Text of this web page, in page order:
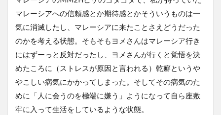
マレーシアへの信頼感とか期待感とかそういうものは一
気に消滅したし、マレーシアに来たことさえどうだった
のかを考える状態。そもそもヨメさんはマレーシア行き
にはずーっと反対だったし、ヨメさんが行くと覚悟を決
めたころに（ストレスが原因と言われる）乾癬というや
やこしい病気にかかってしまった。そしてその病気のた
めに「人に会うのを極端に嫌う」ようになって自ら座敷
牢に入って生活をしているような状態。